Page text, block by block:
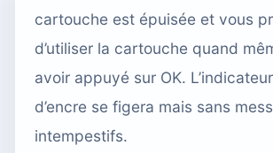
cartouche est épuisée et vous
d’utiliser la cartouche quand
avoir appuyé sur OK.
d’encre se figera mais sans
intempestifs.